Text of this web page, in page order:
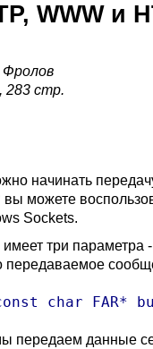
WWW и
Фролов
283 стр.
начинать
вы можете
Sockets.
три параметра
const char
передаем данные